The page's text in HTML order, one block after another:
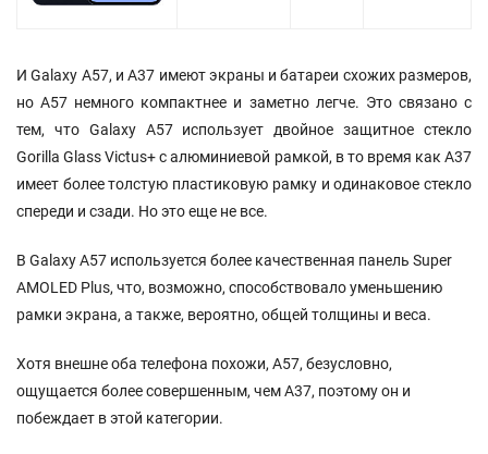
И Galaxy A57, и A37 имеют экраны и батареи схожих размеров,
но A57 немного компактнее и заметно легче. Это связано с
тем, что Galaxy A57 использует двойное защитное стекло
Gorilla Glass Victus+ с алюминиевой рамкой, в то время как A37
имеет более толстую пластиковую рамку и одинаковое стекло
спереди и сзади. Но это еще не все.
В Galaxy A57 используется более качественная панель Super
AMOLED Plus, что, возможно, способствовало уменьшению
рамки экрана, а также, вероятно, общей толщины и веса.
Хотя внешне оба телефона похожи, A57, безусловно,
ощущается более совершенным, чем A37, поэтому он и
побеждает в этой категории.